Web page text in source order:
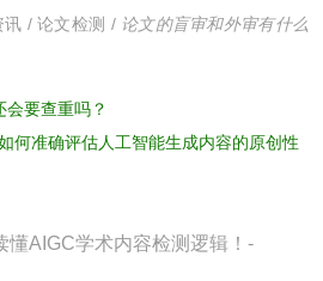
讯 / 论文检测 / 论文的盲审和外审有什么
要查重吗？
何准确评估人工智能生成内容的原创性
懂AIGC学术内容检测逻辑！-